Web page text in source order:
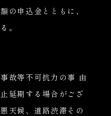
の申込金とともに、
。
故等不可抗力の事 由
延期する場合がござ
天候、道路渋滞その